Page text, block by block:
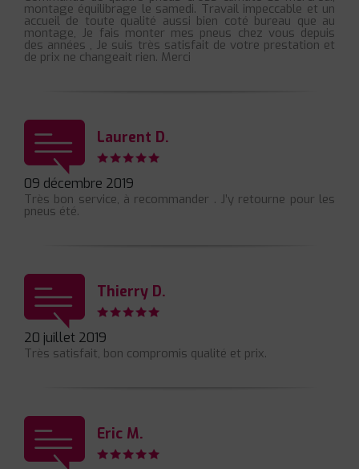
montage équilibrage le samedi. Travail impeccable et un
accueil de toute qualité aussi bien coté bureau que au
montage, Je fais monter mes pneus chez vous depuis
des années , Je suis très satisfait de votre prestation et
de prix ne changeait rien. Merci
Laurent D.
09 décembre 2019
Très bon service, à recommander . J’y retourne pour les
pneus été.
Thierry D.
20 juillet 2019
Très satisfait, bon compromis qualité et prix.
Eric M.